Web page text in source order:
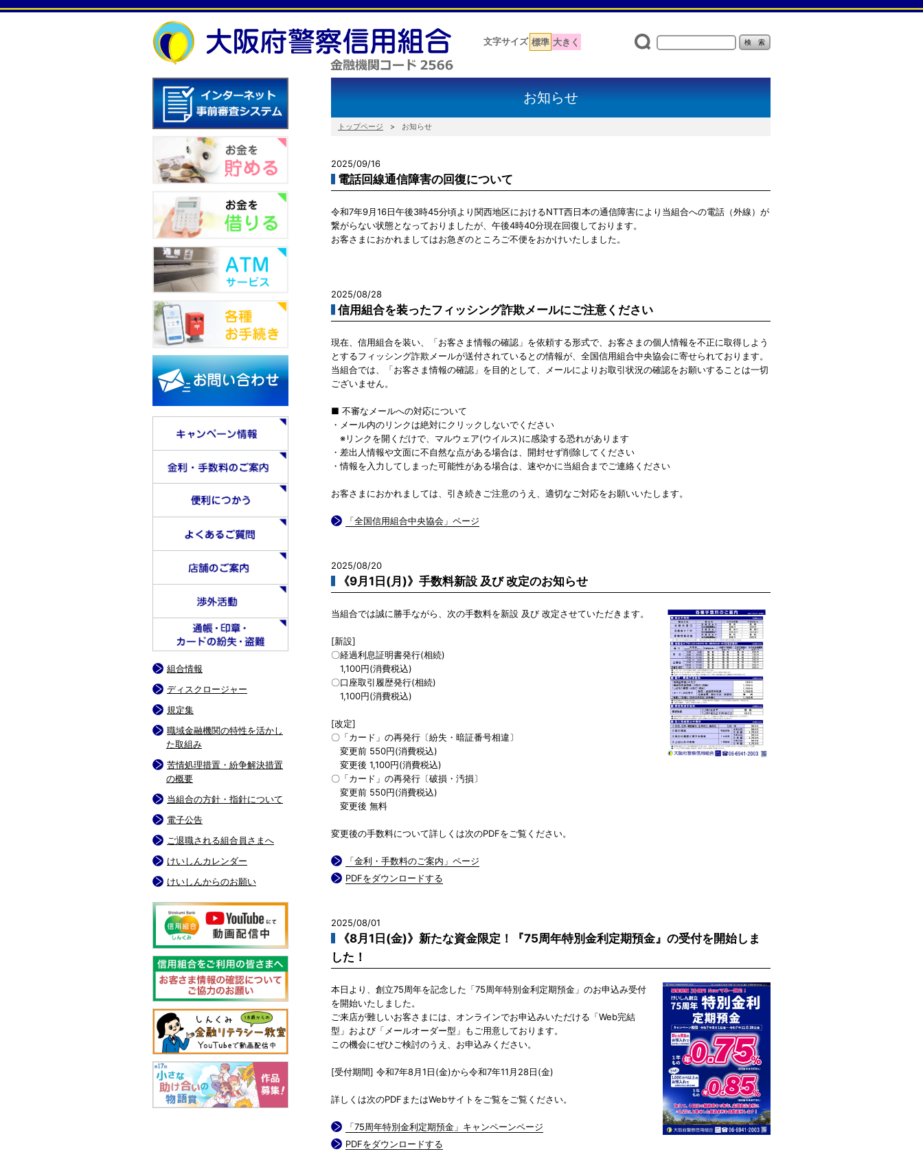
文字サイズ 標準 大きく
お知らせ
トップページ お知らせ
2025/09/16
電話回線通信障害の回復について
令和7年9月16日午後3時45分頃より関西地区におけるNTT西日本の通信障害により当組合への電話（外線）が
繋がらない状態となっておりましたが、午後4時40分現在回復しております。
お客さまにおかれましてはお急ぎのところご不便をおかけいたしました。
2025/08/28
信用組合を装ったフィッシング詐欺メールにご注意ください
現在、信用組合を装い、「お客さま情報の確認」を依頼する形式で、お客さまの個人情報を不正に取得しよう
とするフィッシング詐欺メールが送付されているとの情報が、全国信用組合中央協会に寄せられております。
当組合では、「お客さま情報の確認」を目的として、メールによりお取引状況の確認をお願いすることは一切
ございません。
■ 不審なメールへの対応について
・メール内のリンクは絶対にクリックしないでください
※リンクを開くだけで、マルウェア(ウイルス)に感染する恐れがあります
・差出人情報や文面に不自然な点がある場合は、開封せず削除してください
・情報を入力してしまった可能性がある場合は、速やかに当組合までご連絡ください
お客さまにおかれましては、引き続きご注意のうえ、適切なご対応をお願いいたします。
「全国信用組合中央協会」ページ
2025/08/20
《9月1日(月)》手数料新設 及び 改定のお知らせ
当組合では誠に勝手ながら、次の手数料を新設 及び 改定させていただきます。
[新設]
〇経過利息証明書発行(相続)
1,100円(消費税込)
〇口座取引履歴発行(相続)
1,100円(消費税込)
[改定]
〇「カード」の再発行〔紛失・暗証番号相違〕
変更前 550円(消費税込)
変更後 1,100円(消費税込)
〇「カード」の再発行〔破損・汚損〕
変更前 550円(消費税込)
変更後 無料
変更後の手数料について詳しくは次のPDFをご覧ください。
「金利・手数料のご案内」ページ
PDFをダウンロードする
2025/08/01
《8月1日(金)》新たな資金限定！『75周年特別金利定期預金』の受付を開始しま
した！
本日より、創立75周年を記念した「75周年特別金利定期預金」のお申込み受付
を開始いたしました。
ご来店が難しいお客さまには、オンラインでお申込みいただける「Web完結
型」および「メールオーダー型」もご用意しております。
この機会にぜひご検討のうえ、お申込みください。
[受付期間] 令和7年8月1日(金)から令和7年11月28日(金)
詳しくは次のPDFまたはWebサイトをご覧をご覧ください。
「75周年特別金利定期預金」キャンペーンページ
PDFをダウンロードする
組合情報
ディスクロージャー
規定集
職域金融機関の特性を活かし
た取組み
苦情処理措置・紛争解決措置
の概要
当組合の方針・指針について
電子公告
ご退職される組合員さまへ
けいしんカレンダー
けいしんからのお願い